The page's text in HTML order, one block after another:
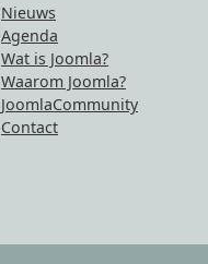
Nieuws
Agenda
Wat is Joomla?
Waarom Joomla?
JoomlaCommunity
Contact